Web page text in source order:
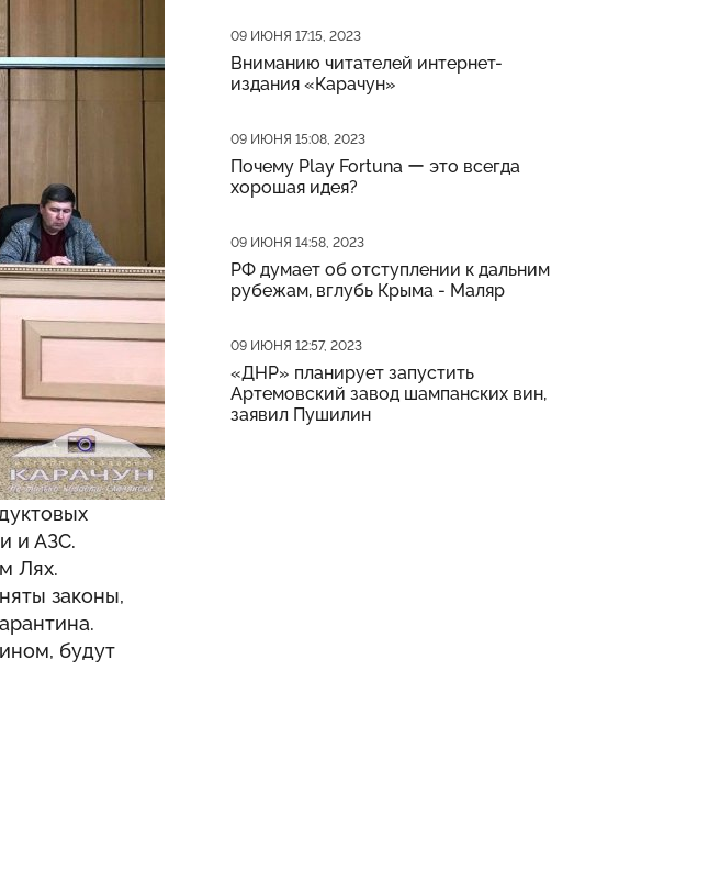
и АЗС.
Лях.
законы,
будут
Дата публикации
09 ИЮНЯ 17:15, 2023
Вниманию читателей интернет-
издания «Карачун»
Дата публикации
09 ИЮНЯ 15:08, 2023
Почему Play Fortuna ー это всегда
хорошая идея?
Дата публикации
09 ИЮНЯ 14:58, 2023
РФ думает об отступлении к дальним
рубежам, вглубь Крыма - Маляр
Дата публикации
09 ИЮНЯ 12:57, 2023
«ДНР» планирует запустить
Артемовский завод шампанских вин,
заявил Пушилин